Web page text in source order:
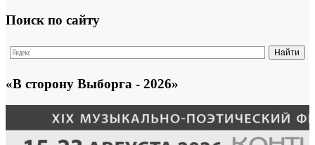
Поиск по сайту
«В сторону Выборга - 2026»